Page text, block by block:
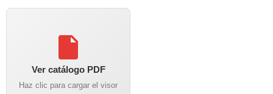
Ver catálogo PDF
Haz clic para cargar el visor